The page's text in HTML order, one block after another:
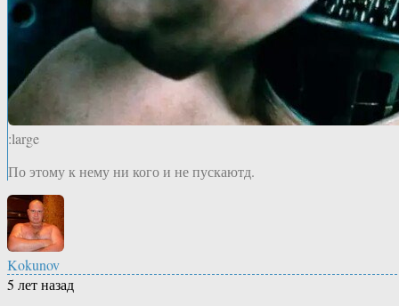
:large
По этому к нему ни кого и не пускаютд.
Kokunov
5 лет назад